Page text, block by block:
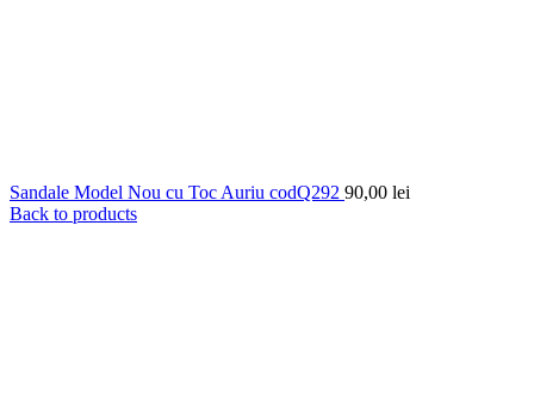
Sandale Model Nou cu Toc Auriu codQ292 90,00 lei
Back to products